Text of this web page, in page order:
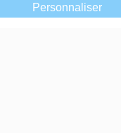
Fermé
Personnaliser